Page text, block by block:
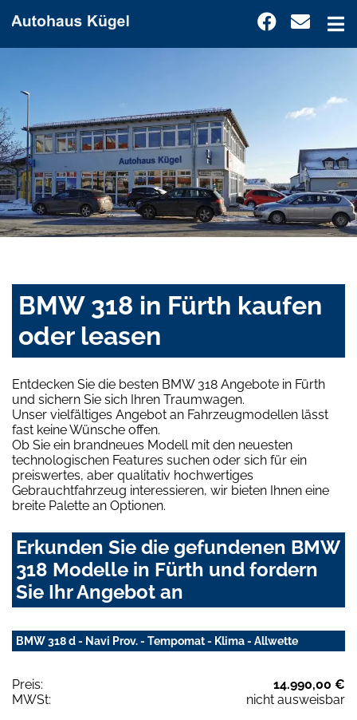
BMW 318 in Fürth kaufen
oder leasen
Entdecken Sie die besten BMW 318 Angebote in Fürth
und sichern Sie sich Ihren Traumwagen.
Unser vielfältiges Angebot an Fahrzeugmodellen lässt
fast keine Wünsche offen.
Ob Sie ein brandneues Modell mit den neuesten
technologischen Features suchen oder sich für ein
preiswertes, aber qualitativ hochwertiges
Gebrauchtfahrzeug interessieren, wir bieten Ihnen eine
breite Palette an Optionen.
Erkunden Sie die gefundenen BMW
318 Modelle in Fürth und fordern
Sie Ihr Angebot an
BMW 318 d - Navi Prov. - Tempomat - Klima - Allwette
Preis:
14.990,00 €
MWSt:
nicht ausweisbar